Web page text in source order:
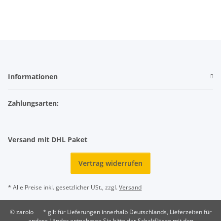
Informationen
Zahlungsarten:
Versand mit DHL Paket
Vertrag widerrufen
* Alle Preise inkl. gesetzlicher USt., zzgl.Versand
© zarolo
* gilt für Lieferungen innerhalb Deutschlands, Lieferzeiten für